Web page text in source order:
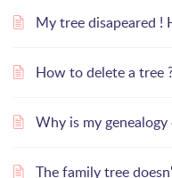
My tree disapeared !
How to delete a tree
Why is my
The family tree